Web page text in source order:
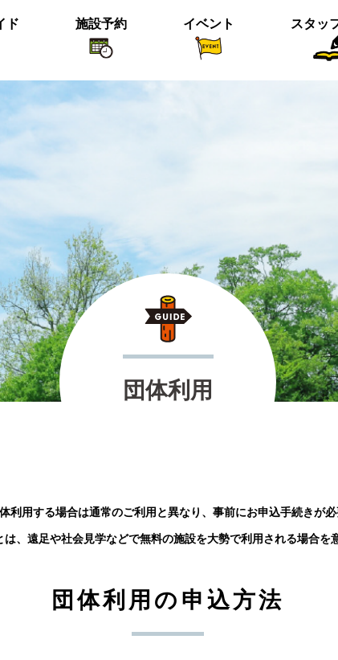
ド 施設予約 イベント スタッ
ベント
【北中マルシェ2026】出店者募集のお知
短冊の募集のお知らせ
5月30日(土)開催☆ホタル観察会
＜動画＞ニホンシカ親子
沢の森のツワブキ
【北中の夏と初秋 2023】ご応募写真
の紹介
＜動画＞ハシビロガモぐるぐる
ツイッター始めました！
団体利 用
利用する場合は通常のご利用と異なり、事前にお申込手続きが必
、遠足や社会見学などで無料の施設を大勢で利用される場合を
団体利用の申込方法